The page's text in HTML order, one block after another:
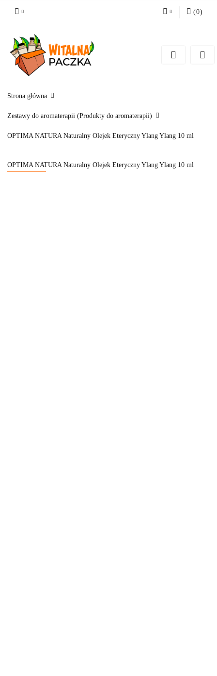
Zarejestruj się
(0)
Strona główna
Zestawy do aromaterapii (Produkty do aromaterapii)
OPTIMA NATURA Naturalny Olejek Eteryczny Ylang Ylang 10 ml
OPTIMA NATURA Naturalny Olejek Eteryczny Ylang Ylang 10 ml